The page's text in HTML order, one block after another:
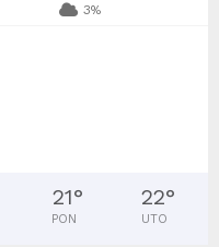
3%
21°
PON
22°
UTO